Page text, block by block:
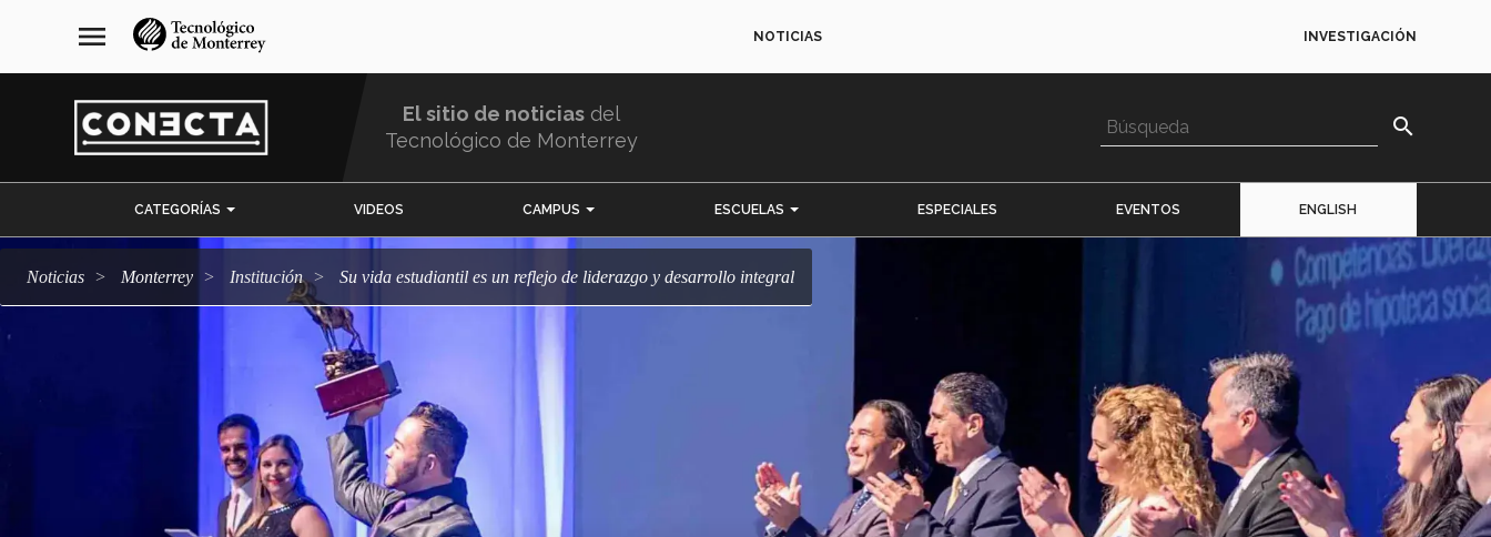
navegación
principal
menu NOTICIAS INVESTIGACIÓN
El sitio de noticias del
Tecnológico de Monterrey
search
CATEGORÍAS VIDEOS CAMPUS ESCUELAS ESPECIALES EVENTOS ENGLISH
Noticias Monterrey Institución Su vida estudiantil es un reflejo de liderazgo y desarrollo integral